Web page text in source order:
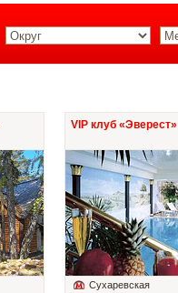
VIP клуб «Эверест»
Сухаревская